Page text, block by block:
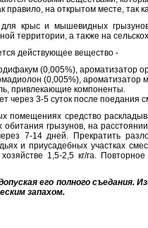
правило, на открытом месте, так
крыс и мышевидных
территории, а также на
действующее вещество -
(0,005%), ароматизатор
(0,005%), ароматизатор
привлекающие компоненты.
через 3-5 суток после
помещениях средство
грызунов, на
7-14 дней. Прекратить
и приусадебных участках
1,5-2,5 кг/га.
его полного съедания.
запахом.